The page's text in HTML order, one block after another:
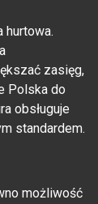
hurtowa.
zasięg,
Polska do
obsługuje
standardem.
możliwość